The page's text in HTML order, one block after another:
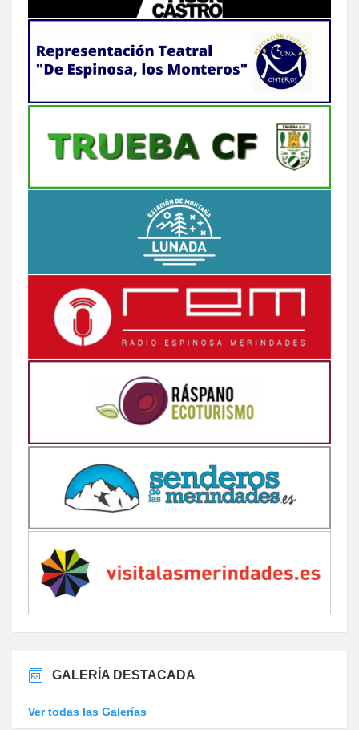
GALERÍA DESTACADA
Ver todas las Galerías